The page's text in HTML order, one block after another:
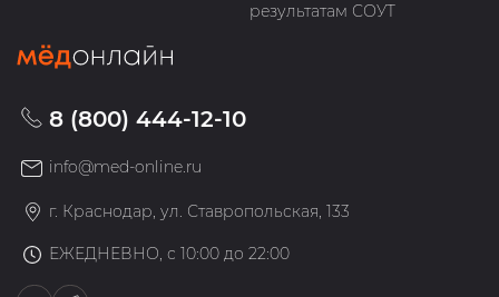
результатам СОУТ
8 (800) 444-12-10
info@med-online.ru
г. Краснодар, ул. Ставропольская, 133
ЕЖЕДНЕВНО, с 10:00 до 22:00